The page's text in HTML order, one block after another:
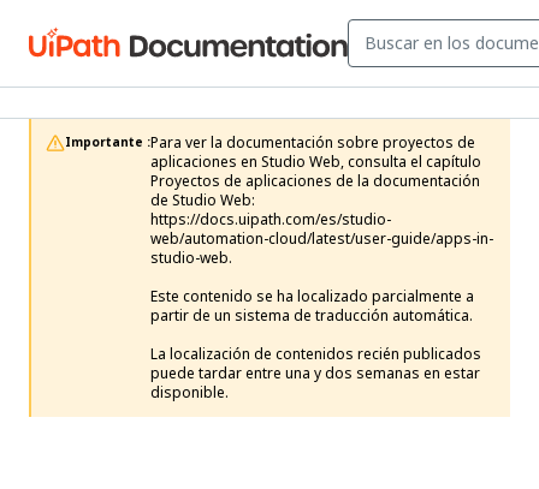
Importante :Para ver la documentación sobre proyectos de
aplicaciones en Studio Web, consulta el capítulo
Proyectos de aplicaciones de la documentación
de Studio Web:
https://docs.uipath.com/es/studio-
web/automation-cloud/latest/user-guide/apps-in-
studio-web.
Este contenido se ha localizado parcialmente a
partir de un sistema de traducción automática.
La localización de contenidos recién publicados
puede tardar entre una y dos semanas en estar
disponible.